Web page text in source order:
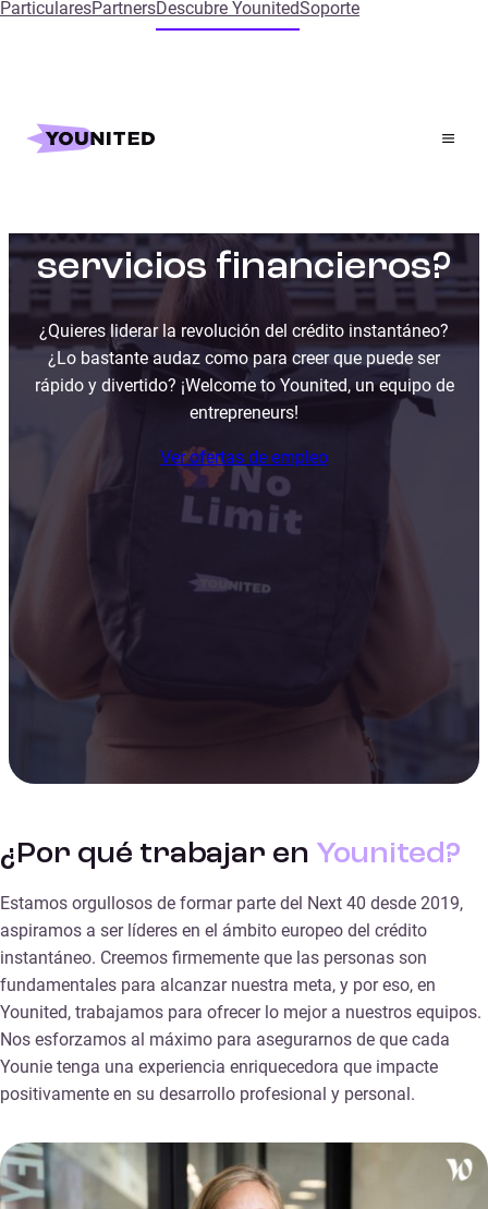
ParticularesPartnersDescubre YounitedSoporte
forma al futuro de los
servicios financieros?
¿Quieres liderar la revolución del crédito instantáneo?
¿Lo bastante audaz como para creer que puede ser
rápido y divertido? ¡Welcome to Younited, un equipo de
entrepreneurs!
Ver ofertas de empleo
¿Por qué trabajar en Younited?
Estamos orgullosos de formar parte del Next 40 desde 2019,
aspiramos a ser líderes en el ámbito europeo del crédito
instantáneo. Creemos firmemente que las personas son
fundamentales para alcanzar nuestra meta, y por eso, en
Younited, trabajamos para ofrecer lo mejor a nuestros equipos.
Nos esforzamos al máximo para asegurarnos de que cada
Younie tenga una experiencia enriquecedora que impacte
positivamente en su desarrollo profesional y personal.